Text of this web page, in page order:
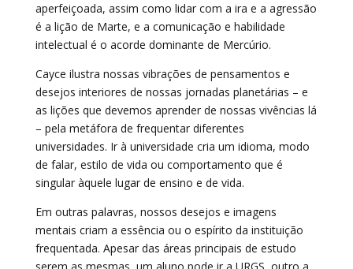
aperfeiçoada, assim como lidar com a ira e a agressão
é a lição de Marte, e a comunicação e habilidade
intelectual é o acorde dominante de Mercúrio.
Cayce ilustra nossas vibrações de pensamentos e
desejos interiores de nossas jornadas planetárias – e
as lições que devemos aprender de nossas vivências lá
– pela metáfora de frequentar diferentes
universidades. Ir à universidade cria um idioma, modo
de falar, estilo de vida ou comportamento que é
singular àquele lugar de ensino e de vida.
Em outras palavras, nossos desejos e imagens
mentais criam a essência ou o espírito da instituição
frequentada. Apesar das áreas principais de estudo